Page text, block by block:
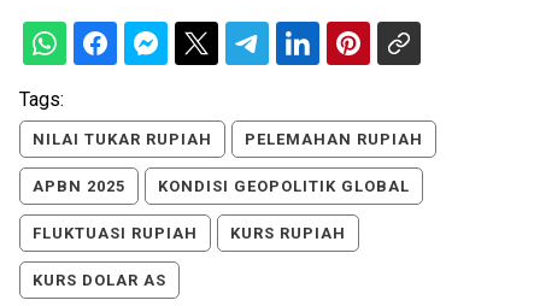
Tags:
NILAI TUKAR RUPIAH PELEMAHAN RUPIAH
APBN 2025 KONDISI GEOPOLITIK GLOBAL
FLUKTUASI RUPIAH KURS RUPIAH
KURS DOLAR AS